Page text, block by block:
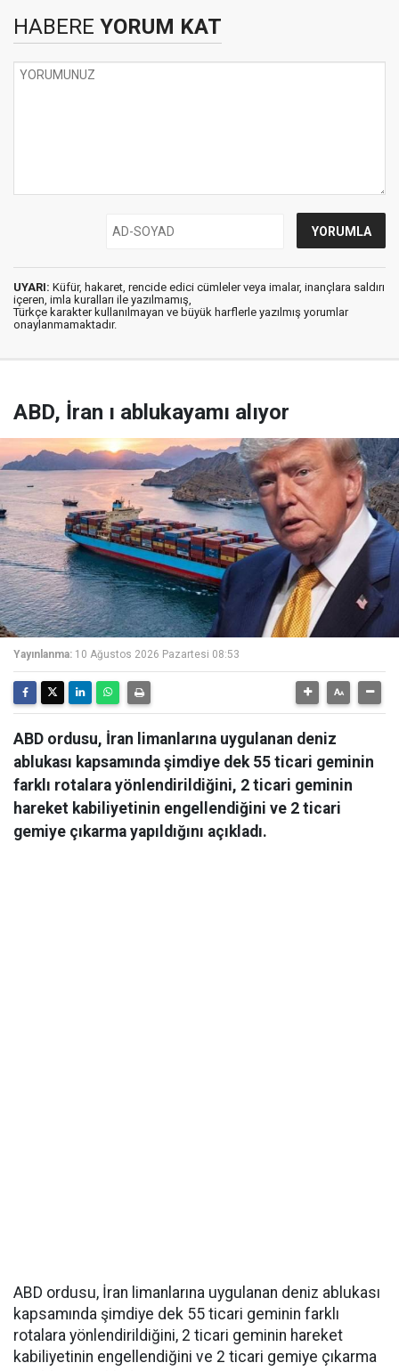
HABERE YORUM KAT
UYARI: Küfür, hakaret, rencide edici cümleler veya imalar, inançlara saldırı
içeren, imla kuralları ile yazılmamış,
Türkçe karakter kullanılmayan ve büyük harflerle yazılmış yorumlar
onaylanmamaktadır.
ABD, İran ı ablukayamı alıyor
Yayınlanma: 10 Ağustos 2026 Pazartesi 08:53
ABD ordusu, İran limanlarına uygulanan deniz
ablukası kapsamında şimdiye dek 55 ticari geminin
farklı rotalara yönlendirildiğini, 2 ticari geminin
hareket kabiliyetinin engellendiğini ve 2 ticari
gemiye çıkarma yapıldığını açıkladı.
ABD ordusu, İran limanlarına uygulanan deniz ablukası
kapsamında şimdiye dek 55 ticari geminin farklı
rotalara yönlendirildiğini, 2 ticari geminin hareket
kabiliyetinin engellendiğini ve 2 ticari gemiye çıkarma